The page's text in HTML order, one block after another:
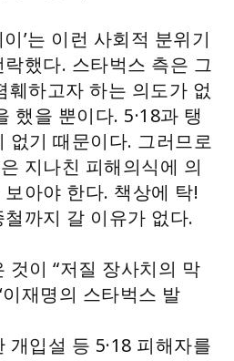
’는 이런 사회적 분위기
했다. 스타벅스 측은 그
훼하고자 하는 의도가 없
했을 뿐이다. 5·18과 탱
없기 때문이다. 그러므로
지나친 피해의식에 의
아야 한다. 책상에 탁!
까지 갈 이유가 없다.
것이 “저질 장사치의 막
이재명의 스타벅스 발
개입설 등 5·18 피해자를